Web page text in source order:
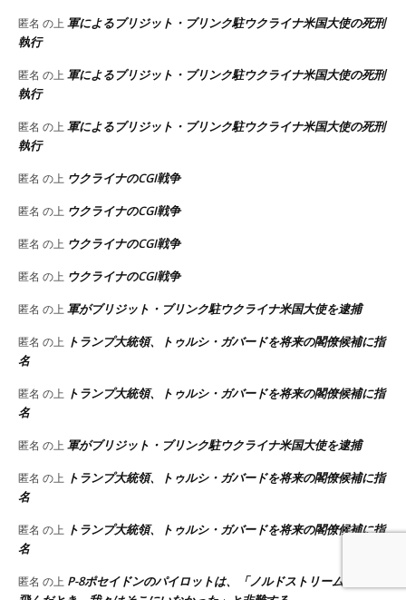
匿名 の上軍によるブリジット・ブリンク駐ウクライナ米国大使の死刑
執行
匿名 の上軍によるブリジット・ブリンク駐ウクライナ米国大使の死刑
執行
匿名 の上軍によるブリジット・ブリンク駐ウクライナ米国大使の死刑
執行
匿名 の上 ウクライナのCGI戦争
匿名 の上 ウクライナのCGI戦争
匿名 の上 ウクライナのCGI戦争
匿名 の上 ウクライナのCGI戦争
匿名 の上軍がブリジット・ブリンク駐ウクライナ米国大使を逮捕
匿名 の上 トランプ大統領、トゥルシ・ガバードを将来の閣僚候補に指
名
匿名 の上 トランプ大統領、トゥルシ・ガバードを将来の閣僚候補に指
名
匿名 の上軍がブリジット・ブリンク駐ウクライナ米国大使を逮捕
匿名 の上 トランプ大統領、トゥルシ・ガバードを将来の閣僚候補に指
名
匿名 の上 トランプ大統領、トゥルシ・ガバードを将来の閣僚候補に指
名
匿名 の上 P-8ポセイドンのパイロットは、「ノルドストリームが吹っ